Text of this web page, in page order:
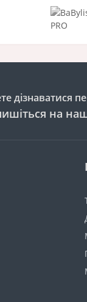
дізнаватися
на